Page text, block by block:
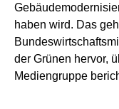
haben wird. Das
der Grünen hervor,
Mediengruppe